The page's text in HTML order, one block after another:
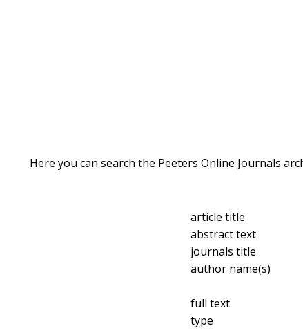
Here you can search the Peeters Online Journals
article title
abstract text
journals title
author name(s)
full text
type